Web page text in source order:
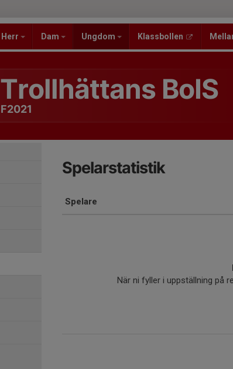
Herr Dam Ungdom Klassbollen
Trollhättans BoIS
F2021
Spelarstatistik
Spelare
När ni fyller i uppställning på